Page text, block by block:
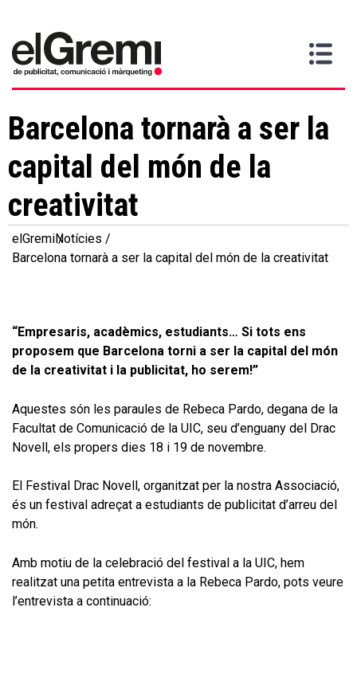
Inici
Gremi
>
Serveis
Contacta
Barcelona tornarà a ser la
capital del món de la
creativitat
elGremiNotícies
Barcelona tornarà a ser la capital del món de la creativitat
“Empresaris, acadèmics, estudiants… Si tots ens
proposem que Barcelona torni a ser la capital del món
de la creativitat i la publicitat, ho serem!”
Aquestes són les paraules de Rebeca Pardo, degana de la
Facultat de Comunicació de la UIC, seu d’enguany del Drac
Novell, els propers dies 18 i 19 de novembre.
El Festival Drac Novell, organitzat per la nostra Associació,
és un festival adreçat a estudiants de publicitat d’arreu del
món.
Amb motiu de la celebració del festival a la UIC, hem
realitzat una petita entrevista a la Rebeca Pardo, pots veure
l’entrevista a continuació: